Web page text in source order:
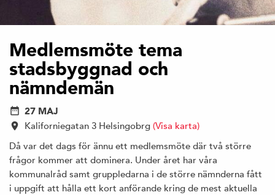
Medlemsmöte tema
stadsbyggnad och
nämndemän
27 MAJ
Kaliforniegatan 3 Helsingobrg (Visa karta)
Då var det dags för ännu ett medlemsmöte där två större
frågor kommer att dominera. Under året har våra
kommunalråd samt gruppledarna i de större nämnderna fått
i uppgift att hålla ett kort anförande kring de mest aktuella